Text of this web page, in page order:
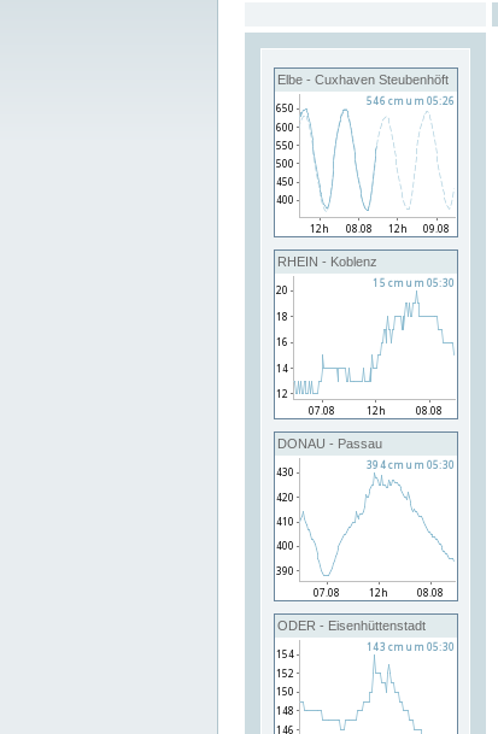
Elbe - Cuxhaven Steubenhöft
RHEIN - Koblenz
DONAU - Passau
ODER - Eisenhüttenstadt